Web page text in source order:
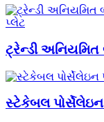
ટ્રેન્ડી અનિયમિત
સ્ટેકેબલ